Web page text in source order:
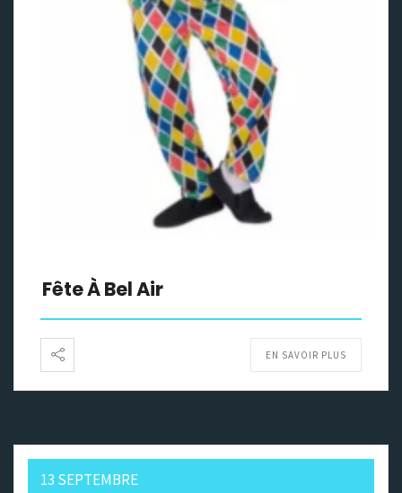
Fête À Bel Air
EN SAVOIR PLUS
13 SEPTEMBRE